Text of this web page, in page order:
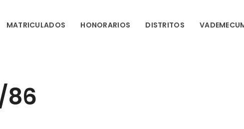
MATRICULADOS HONORARIOS DISTRITOS
86